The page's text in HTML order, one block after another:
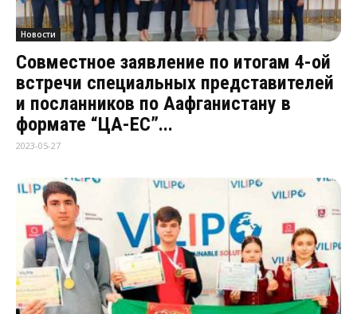
Новости
Совместное заявление по итогам 4-ой
встречи специальных представителей
и посланников по Aафганистану в
формате “ЦА-ЕС”...
2023-05-27